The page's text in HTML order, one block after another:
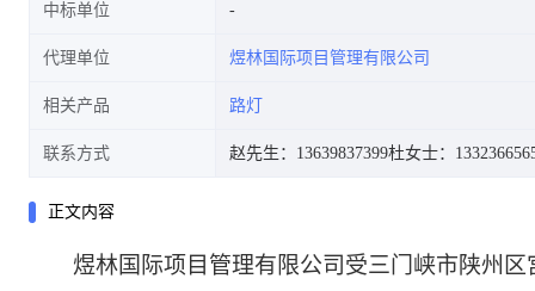
中标单位
代理单位 煜林国际项目管理有限公司
相关产品 路灯
联系方式 赵先生：13639837399杜女士：
正文内容
煜林国际项目管理有限公司受三门峡市陕州